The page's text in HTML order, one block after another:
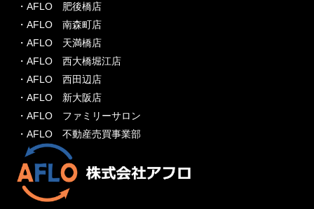
・AFLO 肥後橋店
・AFLO 南森町店
・AFLO 天満橋店
・AFLO 西大橋堀江店
・AFLO 西田辺店
・AFLO 新大阪店
・AFLO ファミリーサロン
・AFLO 不動産売買事業部